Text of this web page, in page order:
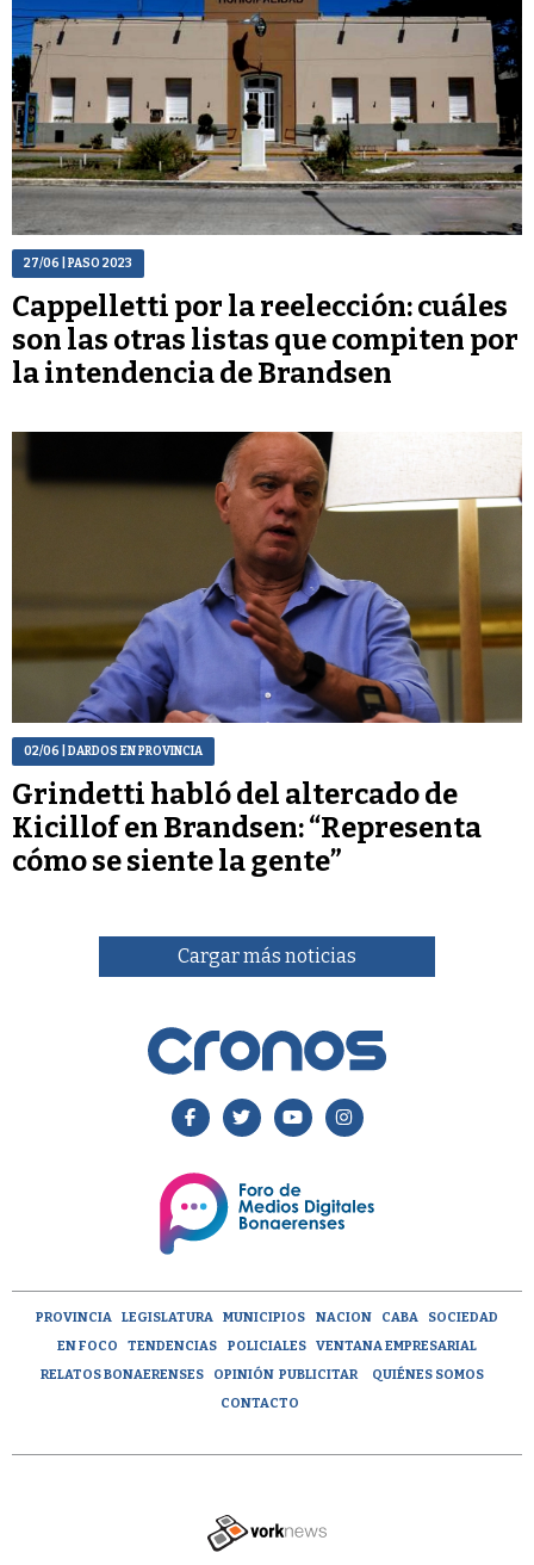
27/06 | PASO 2023
Cappelletti por la reelección: cuáles
son las otras listas que compiten por
la intendencia de Brandsen
02/06 | DARDOS EN PROVINCIA
Grindetti habló del altercado de
Kicillof en Brandsen: “Representa
cómo se siente la gente”
Cargar más noticias
PROVINCIA LEGISLATURA MUNICIPIOS NACION CABA
SOCIEDAD
EN FOCO
TENDENCIAS POLICIALES
VENTANA EMPRESARIAL
RELATOS BONAERENSES
OPINIÓN PUBLICITAR
QUIÉNES SOMOS
CONTACTO